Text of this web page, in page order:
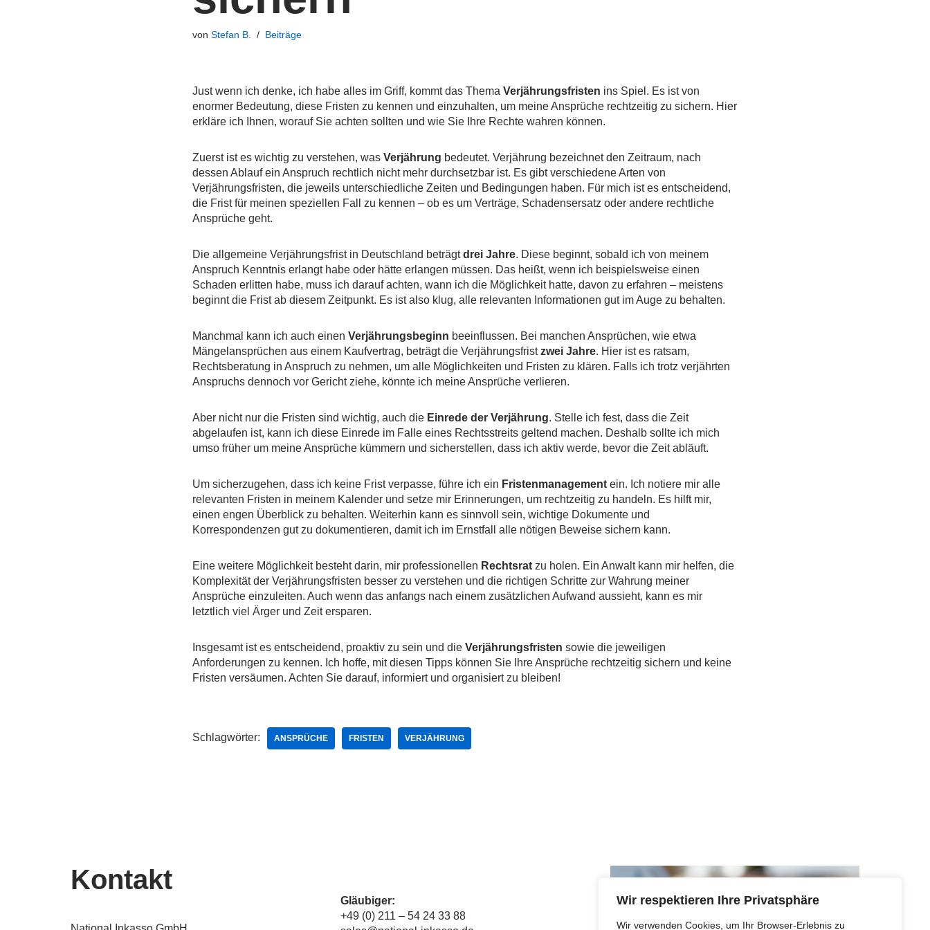
Wir respektieren Ihre Privatsphäre
Wir verwenden Cookies, um Ihr Browser-Erlebnis zu
von Stefan B. Beiträge
Just wenn ich denke, ich habe alles im Griff, kommt das Thema Verjährungsfristen ins Spiel. Es ist von
enormer Bedeutung, diese Fristen zu kennen und einzuhalten, um meine Ansprüche rechtzeitig zu sichern. Hier
erkläre ich Ihnen, worauf Sie achten sollten und wie Sie Ihre Rechte wahren können.
Zuerst ist es wichtig zu verstehen, was Verjährung bedeutet. Verjährung bezeichnet den Zeitraum, nach
dessen Ablauf ein Anspruch rechtlich nicht mehr durchsetzbar ist. Es gibt verschiedene Arten von
Verjährungsfristen, die jeweils unterschiedliche Zeiten und Bedingungen haben. Für mich ist es entscheidend,
die Frist für meinen speziellen Fall zu kennen – ob es um Verträge, Schadensersatz oder andere rechtliche
Ansprüche geht.
Die allgemeine Verjährungsfrist in Deutschland beträgtdrei Jahre. Diese beginnt, sobald ich von meinem
Anspruch Kenntnis erlangt habe oder hätte erlangen müssen. Das heißt, wenn ich beispielsweise einen
Schaden erlitten habe, muss ich darauf achten, wann ich die Möglichkeit hatte, davon zu erfahren – meistens
beginnt die Frist ab diesem Zeitpunkt. Es ist also klug, alle relevanten Informationen gut im Auge zu behalten.
Manchmal kann ich auch einen Verjährungsbeginn beeinflussen. Bei manchen Ansprüchen, wie etwa
Mängelansprüchen aus einem Kaufvertrag, beträgt die Verjährungsfristzwei Jahre. Hier ist es ratsam,
Rechtsberatung in Anspruch zu nehmen, um alle Möglichkeiten und Fristen zu klären. Falls ich trotz verjährten
Anspruchs dennoch vor Gericht ziehe, könnte ich meine Ansprüche verlieren.
Aber nicht nur die Fristen sind wichtig, auch die Einrede der Verjährung. Stelle ich fest, dass die Zeit
abgelaufen ist, kann ich diese Einrede im Falle eines Rechtsstreits geltend machen. Deshalb sollte ich mich
umso früher um meine Ansprüche kümmern und sicherstellen, dass ich aktiv werde, bevor die Zeit abläuft.
Um sicherzugehen, dass ich keine Frist verpasse, führe ich ein Fristenmanagementein. Ich notiere mir alle
relevanten Fristen in meinem Kalender und setze mir Erinnerungen, um rechtzeitig zu handeln. Es hilft mir,
einen engen Überblick zu behalten. Weiterhin kann es sinnvoll sein, wichtige Dokumente und
Korrespondenzen gut zu dokumentieren, damit ich im Ernstfall alle nötigen Beweise sichern kann.
Eine weitere Möglichkeit besteht darin, mir professionellen Rechtsratzu holen. Ein Anwalt kann mir helfen, die
Komplexität der Verjährungsfristen besser zu verstehen und die richtigen Schritte zur Wahrung meiner
Ansprüche einzuleiten. Auch wenn das anfangs nach einem zusätzlichen Aufwand aussieht, kann es mir
letztlich viel Ärger und Zeit ersparen.
Insgesamt ist es entscheidend, proaktiv zu sein und die Verjährungsfristen sowie die jeweiligen
Anforderungen zu kennen. Ich hoffe, mit diesen Tipps können Sie Ihre Ansprüche rechtzeitig sichern und keine
Fristen versäumen. Achten Sie darauf, informiert und organisiert zu bleiben!
Schlagwörter: ANSPRÜCHE FRISTEN VERJÄHRUNG
Kontakt
Gläubiger:
+49 (0) 211 – 54 24 33 88